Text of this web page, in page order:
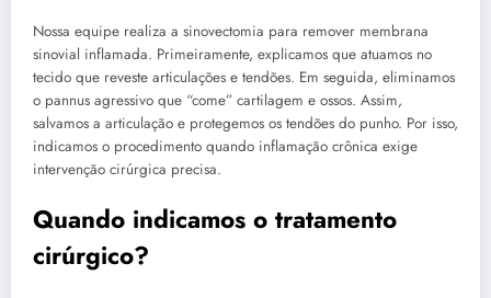
Nossa equipe realiza a sinovectomia para remover membrana
sinovial inflamada. Primeiramente, explicamos que atuamos no
tecido que reveste articulações e tendões. Em seguida, eliminamos
o pannus agressivo que “come” cartilagem e ossos. Assim,
salvamos a articulação e protegemos os tendões do punho. Por isso,
indicamos o procedimento quando inflamação crônica exige
intervenção cirúrgica precisa.
Quando indicamos o tratamento
cirúrgico?